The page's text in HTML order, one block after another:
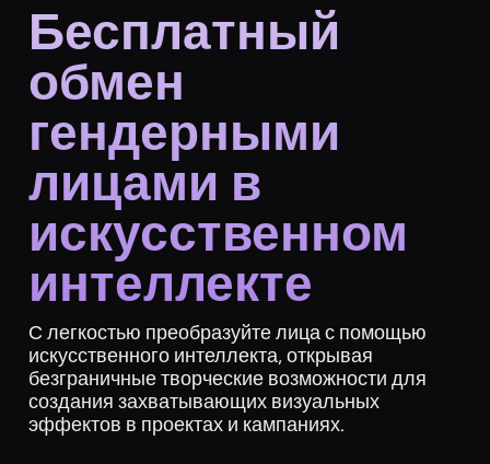
Бесплатный
обмен
гендерными
лицами в
искусственном
интеллекте
С легкостью преобразуйте лица с помощью
искусственного интеллекта, открывая
безграничные творческие возможности для
создания захватывающих визуальных
эффектов в проектах и кампаниях.